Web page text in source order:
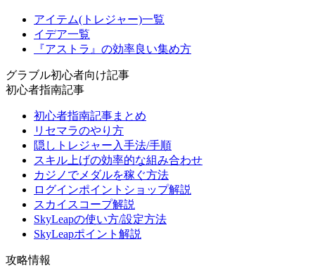
アイテム(トレジャー)一覧
イデア一覧
『アストラ』の効率良い集め方
グラブル初心者向け記事
初心者指南記事
初心者指南記事まとめ
リセマラのやり方
隠しトレジャー入手法/手順
スキル上げの効率的な組み合わせ
カジノでメダルを稼ぐ方法
ログインポイントショップ解説
スカイスコープ解説
SkyLeapの使い方/設定方法
SkyLeapポイント解説
攻略情報